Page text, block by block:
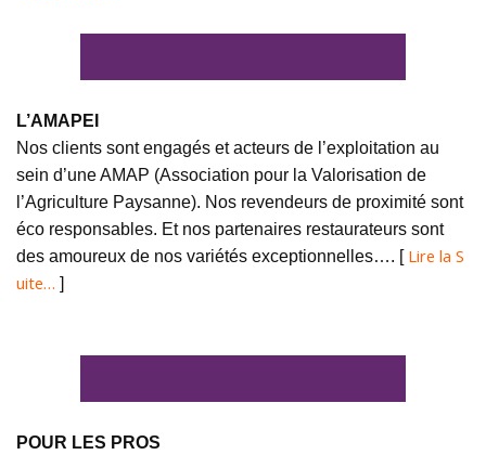
L’AMAPEI
Nos clients sont engagés et acteurs de l’exploitation au
sein d’une AMAP (Association pour la Valorisation de
l’Agriculture Paysanne). Nos revendeurs de proximité sont
éco responsables. Et nos partenaires restaurateurs sont
des amoureux de nos variétés exceptionnelles…. [ Lire la S
uite… ]
POUR LES PROS